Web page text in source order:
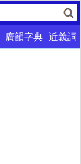
廣韻字典 近義詞